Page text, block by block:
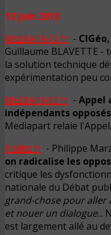
13 juin 2013
MEDIAPART.fr -
Guillaume BLAVETTE -
la solution technique
expérimentation peu
MEDIAPART.fr - Appel
indépendants
Mediapart relaie l'Appel.
Politis.fr - Philippe
on radicalise les
critique les
nationale du Débat
grand-chose pour aller
et nouer un dialogue...
est largement allé au